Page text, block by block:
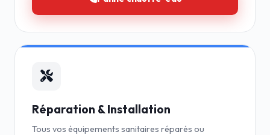
Réparation & Installation
Tous vos équipements sanitaires réparés ou